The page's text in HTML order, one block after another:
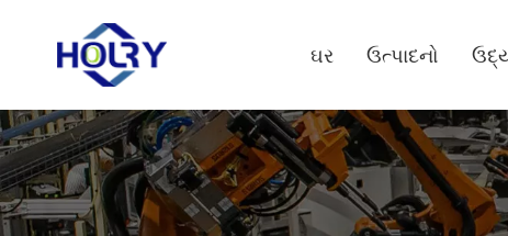
ઘર ઉત્પાદનો